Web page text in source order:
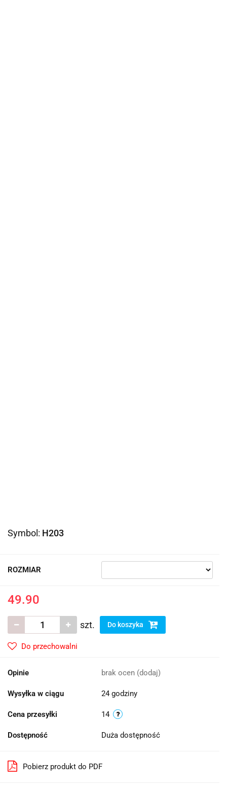
Symbol: H203
ROZMIAR
49.90
szt. Do koszyka
Do przechowalni
Opinie brak ocen (dodaj)
Wysyłka w ciągu 24 godziny
Cena przesyłki 14
Dostępność Duża dostępność
Pobierz produkt do PDF